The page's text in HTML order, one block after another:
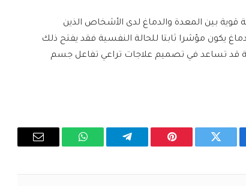
قوية بين المعدة والدماغ لدى الأشخاص الذين
يكون مؤشرا ثابتا للحالة النفسية فقد يفتح ذلك
قد تساعد في تصميم علاجات تراعي تفاعل جسم
تويتر بينتيريستتيلقرام واتساب
البريد